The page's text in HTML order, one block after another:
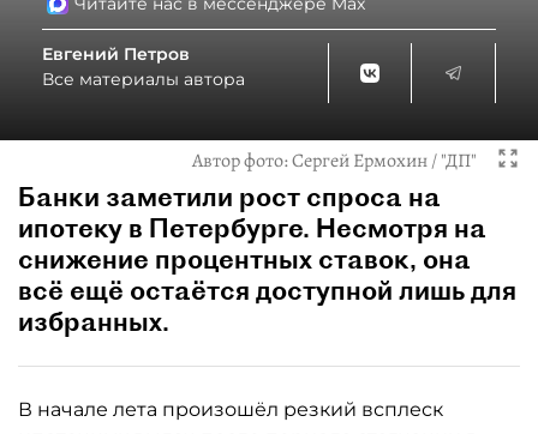
Евгений Петров
Все материалы автора
Автор фото:Сергей Ермохин / "ДП"
Банки заметили рост спроса на
ипотеку в Петербурге. Несмотря на
снижение процентных ставок, она
всё ещё остаётся доступной лишь для
избранных.
В начале лета произошёл резкий всплеск